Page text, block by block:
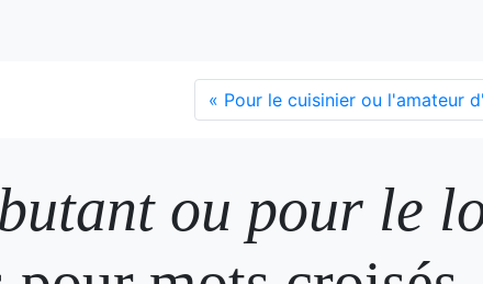
« Pour le cuisinier ou l'amateur
ou pour le